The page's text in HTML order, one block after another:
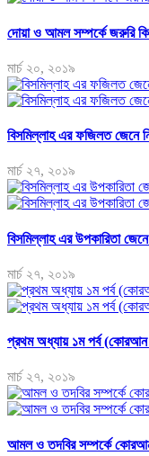
দোয়া ও আমল সম্পর্কে জরুরি
মার্চ ২০, ২০১৯
বিসমিল্লাহ এর ফজিলত জেনে
মার্চ ২৭, ২০১৯
বিসমিল্লাহ এর উপকারিতা
মার্চ ২৭, ২০১৯
প্রথম অধ্যায় ১ম পর্ব
মার্চ ২৭, ২০১৯
আমল ও তদবির সম্পর্কে কোরআন